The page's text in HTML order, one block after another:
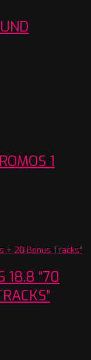
W
1
18.8 “70